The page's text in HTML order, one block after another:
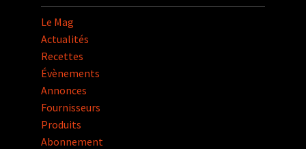
Le Mag
Actualités
Recettes
Évènements
Annonces
Fournisseurs
Produits
Abonnement